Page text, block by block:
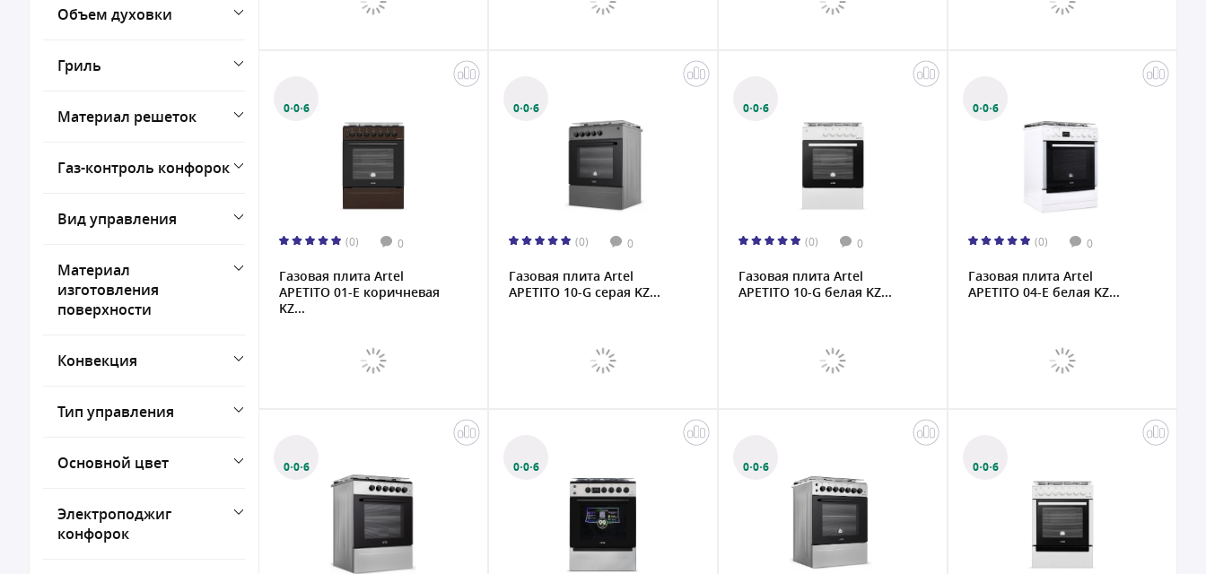
Объем духовки
Гриль
Материал решеток
Газ-контроль конфорок
Вид управления
Материал
изготовления
поверхности
Конвекция
Тип управления
Основной цвет
Электроподжиг
конфорок
0·0·6
(0) 0
Газовая плита Artel
APETITO 01-E коричневая
KZ...
0·0·6
(0) 0
Газовая плита Artel
APETITO 10-G серая KZ...
0·0·6
(0) 0
Газовая плита Artel
APETITO 10-G белая KZ...
0·0·6
(0) 0
Газовая плита Artel
APETITO 04-E белая KZ...
0·0·6 0·0·6 0·0·6 0·0·6